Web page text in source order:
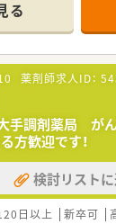
実現しています。
機械・システム」を
わたる（敷地内・病
い方にはお勧めもで
自己研讃を続ける事
的に高年収も狙う事
トを使って処方薬の
」、
「敷地内薬局」の推
ンの一新。
舗拡大と業界のリ
います。
る
薬剤師求人ID：
大手調剤薬局 が
方歓迎です！
検討リスト
日以上 新卒可